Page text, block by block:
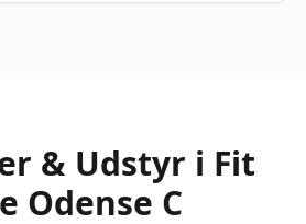
& Udstyr i Fit
Odense C